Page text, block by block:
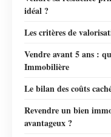
idéal ?
Les critères de
Vendre avant 5 ans :
Immobilière
Le bilan des coûts
Revendre un bien
avantageux ?